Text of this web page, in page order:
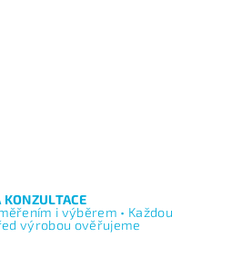
i výběrem • Každou
výrobou ověřujeme